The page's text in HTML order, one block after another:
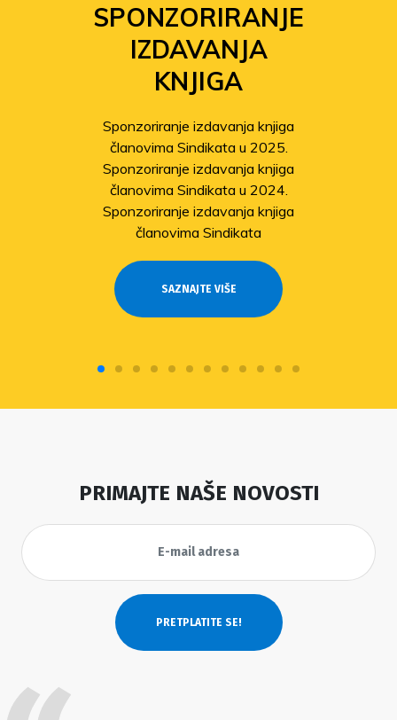
SPONZORIRANJE
IZDAVANJA
KNJIGA
Sponzoriranje izdavanja knjiga
članovima Sindikata u 2025.
Sponzoriranje izdavanja knjiga
članovima Sindikata u 2024.
Sponzoriranje izdavanja knjiga
članovima Sindikata
SAZNAJTE VIŠE
PRIMAJTE NAŠE NOVOSTI